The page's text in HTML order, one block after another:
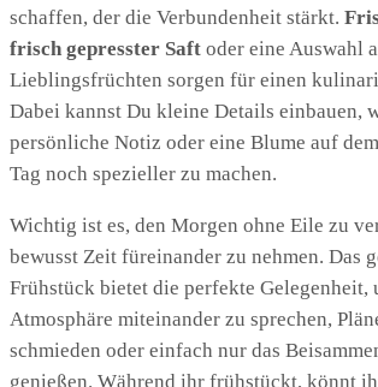
schaffen, der die Verbundenheit stärkt.
frisch gepresster Saft oder eine Auswahl
Lieblingsfrüchten sorgen für einen
Dabei kannst Du kleine Details einbauen,
persönliche Notiz oder eine Blume auf
Tag noch spezieller zu machen.
Wichtig ist es, den Morgen ohne Eile zu
bewusst Zeit füreinander zu nehmen. Das
Frühstück bietet die perfekte Gelegenheit,
Atmosphäre miteinander zu sprechen,
schmieden oder einfach nur das
genießen. Während ihr frühstückt, könnt